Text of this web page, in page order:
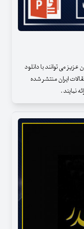
می توانند با دانلود
ایران منتشر شده
نمایند .